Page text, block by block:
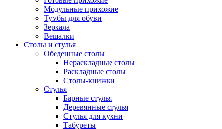
Модульные прихожие
Тумбы для обуви
Зеркала
Вешалки
Столы и стулья
Обеденные столы
Нераскладные столы
Раскладные столы
Столы-книжки
Стулья
Барные стулья
Деревянные стулья
Стулья для кухни
Табуреты